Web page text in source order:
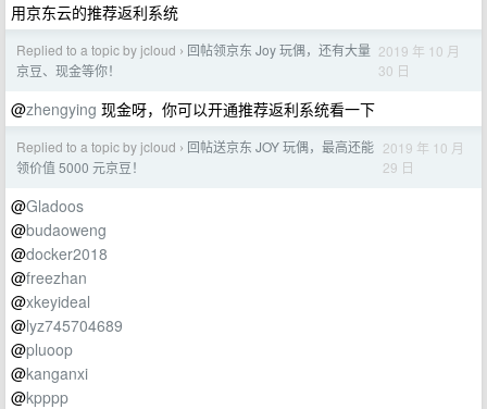
用京东云的推荐返利系统
Replied to a topic by jcloud › 回帖领京东 Joy 玩偶，还有大量
京豆、现金等你！
2019 年 10 月
30 日
@zhengying 现金呀，你可以开通推荐返利系统看一下
Replied to a topic by jcloud › 回帖送京东 JOY 玩偶，最高还能
领价值 5000 元京豆！
2019 年 10 月
29 日
@Gladoos
@budaoweng
@docker2018
@freezhan
@xkeyideal
@lyz745704689
@pluoop
@kanganxi
@kpppp